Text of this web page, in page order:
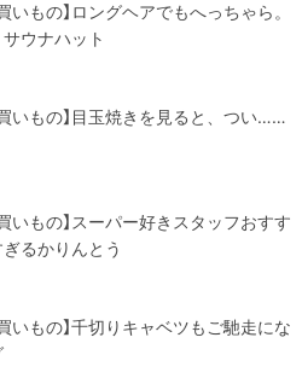
いもの】ロングヘアでもへっちゃら。
ウナハット
いもの】目玉焼きを見ると、つい……
いもの】スーパー好きスタッフおすす
るかりんとう
いもの】千切りキャベツもご馳走にな